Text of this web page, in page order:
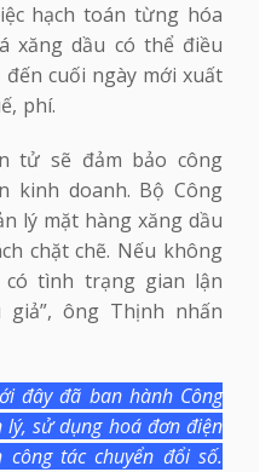
hạch toán từng hóa
xăng dầu có thể điều
cuối ngày mới xuất
phí.
tử sẽ đảm bảo công
kinh doanh. Bộ Công
lý mặt hàng xăng dầu
chặt chẽ. Nếu không
tình trạng gian lận
ông Thịnh nhấn
đây đã ban hành Công
sử dụng hoá đơn điện
tác chuyển đổi số.